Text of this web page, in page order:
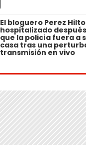
El bloguero Perez
hospitalizado
que la policía fuera a
casa tras una
transmisión en vivo